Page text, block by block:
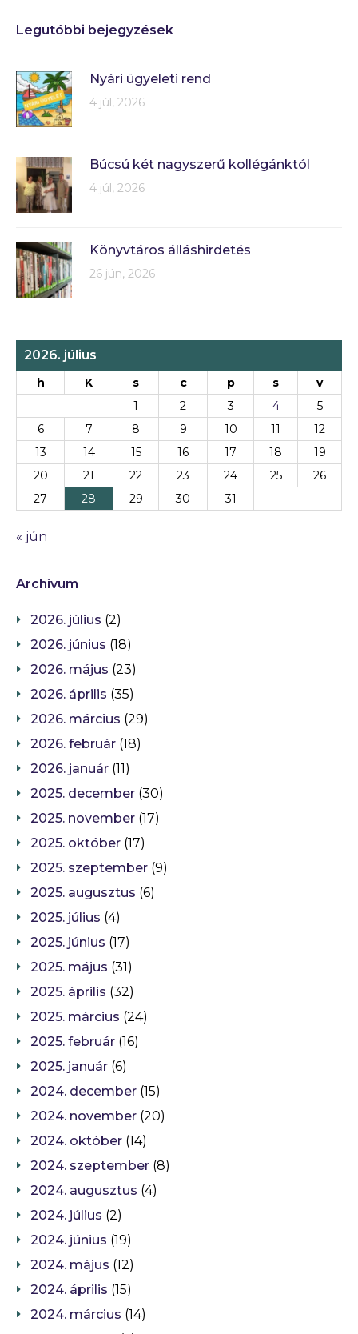
Legutóbbi bejegyzések
Nyári ügyeleti rend
4 júl, 2026
Búcsú két nagyszerű kollégánktól
4 júl, 2026
Könyvtáros álláshirdetés
26 jún, 2026
2026. július
h K s c p s
v
1
2 3 4
5
6
7 8 9 10 11
12
13
14 15 16 17 18
19
20
21 22 23 24 25
26
27
28 29 30 31
« jún
Archívum
2026. július (2)
2026. június (18)
2026. május (23)
2026. április (35)
2026. március (29)
2026. február (18)
2026. január (11)
2025. december (30)
2025. november (17)
2025. október (17)
2025. szeptember (9)
2025. augusztus (6)
2025. július (4)
2025. június (17)
2025. május (31)
2025. április (32)
2025. március (24)
2025. február (16)
2025. január (6)
2024. december (15)
2024. november (20)
2024. október (14)
2024. szeptember (8)
2024. augusztus (4)
2024. július (2)
2024. június (19)
2024. május (12)
2024. április (15)
2024. március (14)